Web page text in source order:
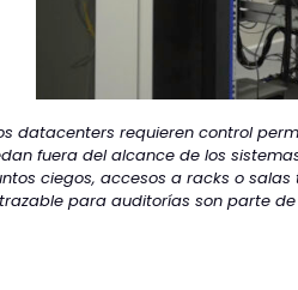
datacenters requieren control
fuera del alcance de los
ciegos, accesos a racks o
trazable para auditorías son parte